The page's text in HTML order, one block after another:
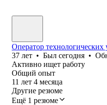
Оператор технологических
37 лет • Был сегодня •
Активно ищет работу
Общий опыт
11 лет 4 месяца
Другие резюме
Ещё 1 резюме